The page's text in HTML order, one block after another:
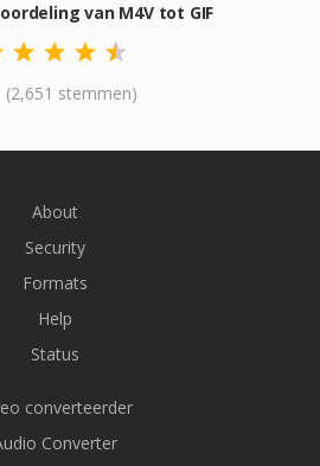
van M4V tot GIF
(2,651 stemmen)
About
Security
Formats
Help
Status
converteerder
Converter